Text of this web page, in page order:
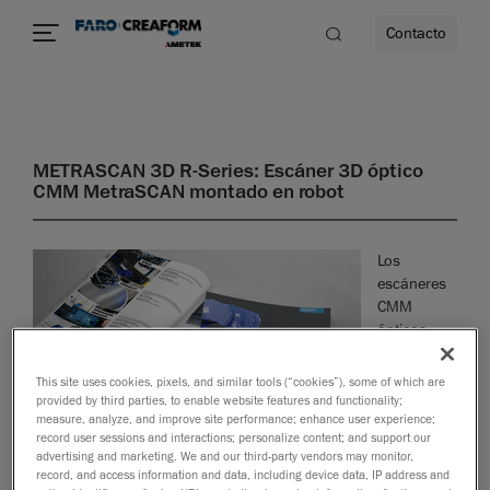
Contacto
METRASCAN 3D R-Series: Escáner 3D óptico
CMM MetraSCAN montado en robot
Los
escáneres
CMM
ópticos
MetraSCAN
3D-R son
potentes e
This site uses cookies, pixels, and similar tools (“cookies”), some of which are
provided by third parties, to enable website features and functionality;
measure, analyze, and improve site performance; enhance user experience;
record user sessions and interactions; personalize content; and support our
advertising and marketing. We and our third-party vendors may monitor,
record, and access information and data, including device data, IP address and